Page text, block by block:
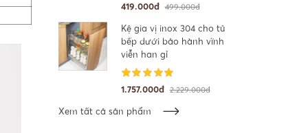
419.000đ 499.000đ
Kệ gia vị inox 304 cho tủ
bếp dưới bảo hành vĩnh
viễn han gỉ
1.757.000đ 2.229.000đ
Xem tất cả sản phẩm